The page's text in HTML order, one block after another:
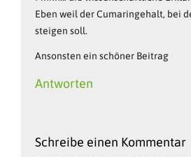
Eben weil der Cumaringehalt, bei
steigen soll.
Ansonsten ein schöner Beitrag
Antworten
Schreibe einen Kommentar